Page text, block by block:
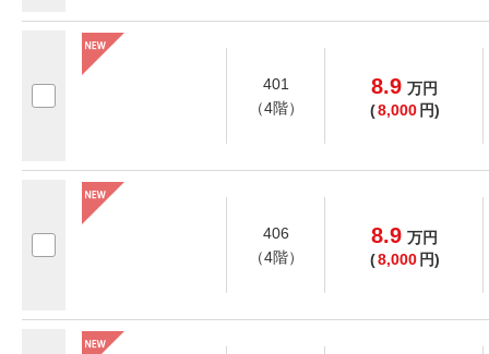
401
（4階）
8.9 万円
(8,000 円)
406
（4階）
8.9 万円
(8,000 円)